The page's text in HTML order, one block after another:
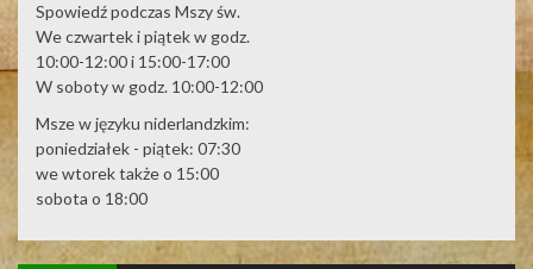
Spowiedź podczas Mszy św.
We czwartek i piątek w godz.
10:00-12:00 i 15:00-17:00
W soboty w godz. 10:00-12:00
Msze w języku niderlandzkim:
poniedziałek - piątek: 07:30
we wtorek także o 15:00
sobota o 18:00